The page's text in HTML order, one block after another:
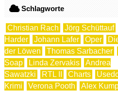
Schlagworte
Christian Rach Jörg Schüttauf
Harder
Johann Lafer Oper
der Löwen
Thomas Sarbacher
Soap
Linda Zervakis
Andrea
Sawatzki
RTL II Charts
Krimi
Verona Pooth Alex